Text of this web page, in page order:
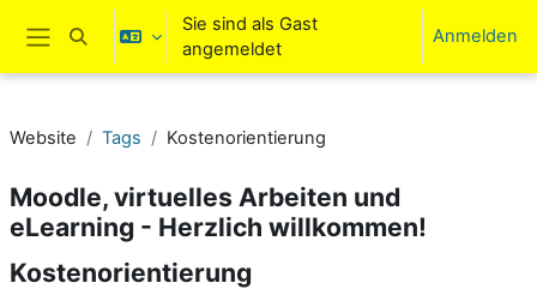
Zum Hauptinhalt
Website-Übersicht
Sucheingabe umschalten
Sie sind als Gast
angemeldet
Anmelden
Website Tags Kostenorientierung
Moodle, virtuelles Arbeiten und
eLearning - Herzlich willkommen!
Kostenorientierung